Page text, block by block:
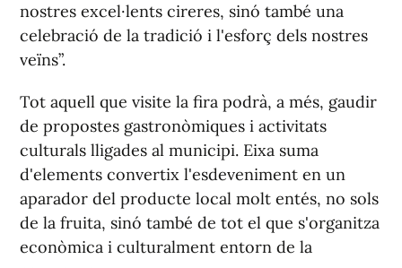
nostres excel·lents cireres, sinó també una
celebració de la tradició i l'esforç dels nostres
veïns”.
Tot aquell que visite la fira podrà, a més, gaudir
de propostes gastronòmiques i activitats
culturals lligades al municipi. Eixa suma
d'elements convertix l'esdeveniment en un
aparador del producte local molt entés, no sols
de la fruita, sinó també de tot el que s'organitza
econòmica i culturalment entorn de la